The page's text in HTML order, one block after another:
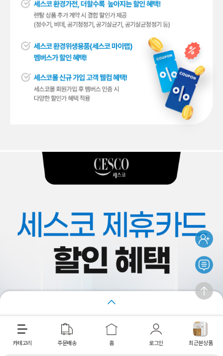
장바구니 바로구매
카테고리 주문배송 홈 로그인 최근본상품
최근 본 상품